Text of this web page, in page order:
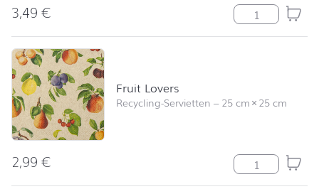
3,49€ Fruit Lovers
Fruit Lovers
Recycling-Servietten –25 cm×25 cm
2,99€ Fruit Lovers